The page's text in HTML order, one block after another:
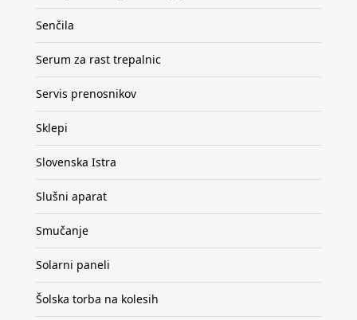
Senčila
Serum za rast trepalnic
Servis prenosnikov
Sklepi
Slovenska Istra
Slušni aparat
Smučanje
Solarni paneli
Šolska torba na kolesih